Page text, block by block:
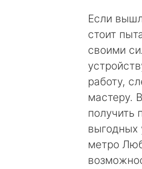
Если
стоит
своими
работу,
мастеру.
получить
выгодных
метро